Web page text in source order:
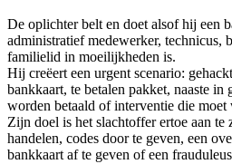
De oplichter belt en doet alsof hij een
administratief medewerker, technicus,
familielid in moeilijkheden is.
Hij creëert een urgent scenario:
bankkaart, te betalen pakket, naaste in
worden betaald of interventie die moet
Zijn doel is het slachtoffer ertoe aan te
handelen, codes door te geven, een
bankkaart af te geven of een